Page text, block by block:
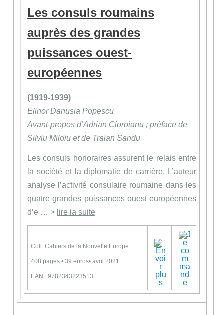
Les consuls roumains
auprès des grandes
puissances ouest-
européennes
(1919-1939)
Elinor Danusia Popescu
Avant-propos d’Adrian Cioroianu ; préface de
Silviu Miloiu et de Traian Sandu
Les consuls honoraires assurent le relais entre
la société et la diplomatie de carrière. L’auteur
analyse l’activité consulaire roumaine dans les
quatre grandes puissances ouest européennes
d’e … > lire la suite
Coll. Cahiers de la Nouvelle Europe
408 pages • 39 euros• avril 2021
EAN : 9782343223513